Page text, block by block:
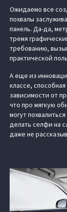
Ожидаемо все
похвалы
панель. Да-да,
тремя
требованию,
практической
А еще из
классе,
зависимости от
что про мягкую
могут
делать селфи на
даже не